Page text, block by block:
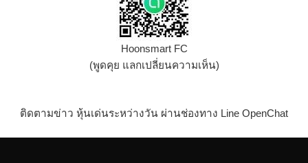
Hoonsmart FC
(พูดคุย แลกเปลี่ยนความเห็น)
ติดตามข่าว หุ้นเด่นระหว่างวัน ผ่านช่องทาง Line OpenChat